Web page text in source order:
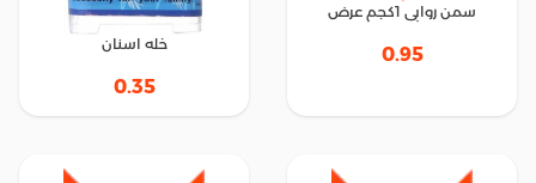
سمن روابى 1كجم عرض
0.95 خله اسنان
0.35